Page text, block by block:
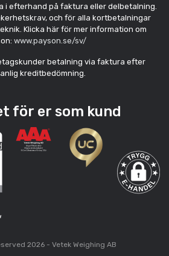
i efterhand på faktura eller delbetalning.
och för alla kortbetalningar
Klicka här för mer information om
www.payson.se/sv/
betalning via faktura efter
kreditbedömning.
för er som kund
2026 - Vetek Weighing AB